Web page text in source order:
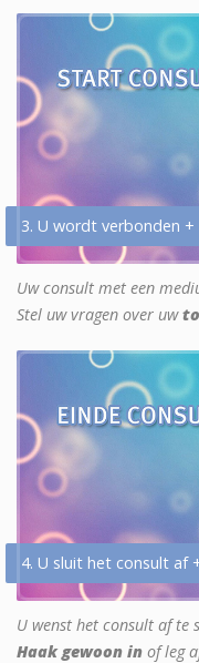
3. U wordt verbonden +
Uw consult met een
Stel uw vragen over uw
4. U sluit het consult af
U wenst het consult af te
Haak gewoon in of leg